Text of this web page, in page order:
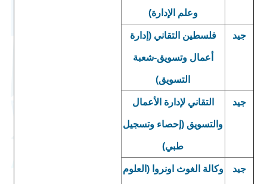
وعلم الإدارة)
جيد فلسطين التقاني (إدارة
أعمال وتسويق-شعبة
التسويق)
جيد التقاني لإدارة الأعمال
والتسويق (إحصاء وتسجيل
طبي)
جيد وكالة الغوث اونروا (العلوم